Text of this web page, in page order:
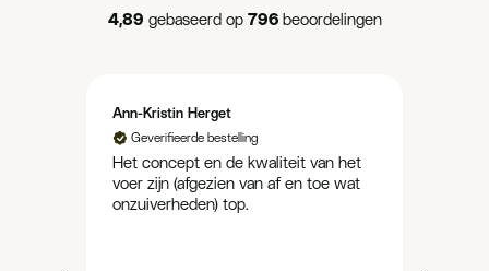
4,89 gebaseerd op 796 beoordelingen
Ann-Kristin Herget
Geverifieerde bestelling
Het concept en de kwaliteit van het
voer zijn (afgezien van af en toe wat
onzuiverheden) top.